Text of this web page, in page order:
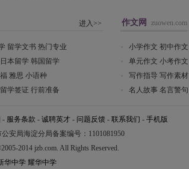
进入>>
留学文书 热门专业
日本留学 韩国留学
雅思 小语种
留学签证 行前准备
作文网 zuowen.com
小学作文 初中作文
单元作文 小考作文
写作指导 写作素材
名人故事 名言警句
- 服务条款 - 诚聘英才 - 问题反馈 - 联系我们 - 手机版
安局海淀分局备案编号：1101081950
2014 jzb.com. All Rights Reserved.
华中学 耀华中学